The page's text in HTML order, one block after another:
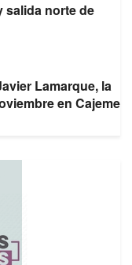
salida norte de
Lamarque, la
en Cajeme